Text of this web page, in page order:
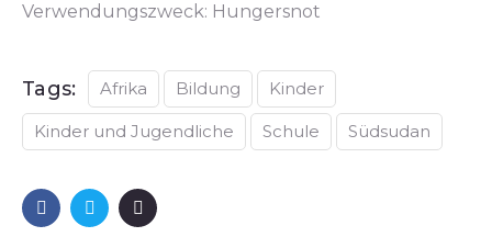
Verwendungszweck: Hungersnot
Tags: Afrika Bildung Kinder
Kinder und Jugendliche Schule Südsudan